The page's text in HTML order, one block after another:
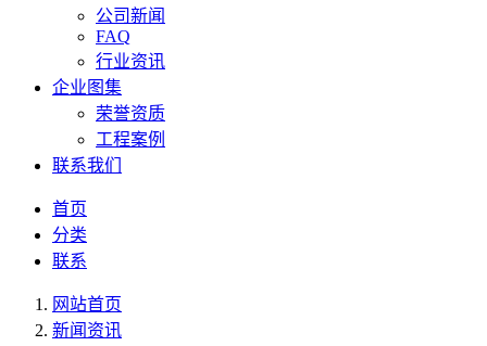
公司新闻
FAQ
行业资讯
企业图集
荣誉资质
工程案例
联系我们
首页
分类
联系
网站首页
新闻资讯